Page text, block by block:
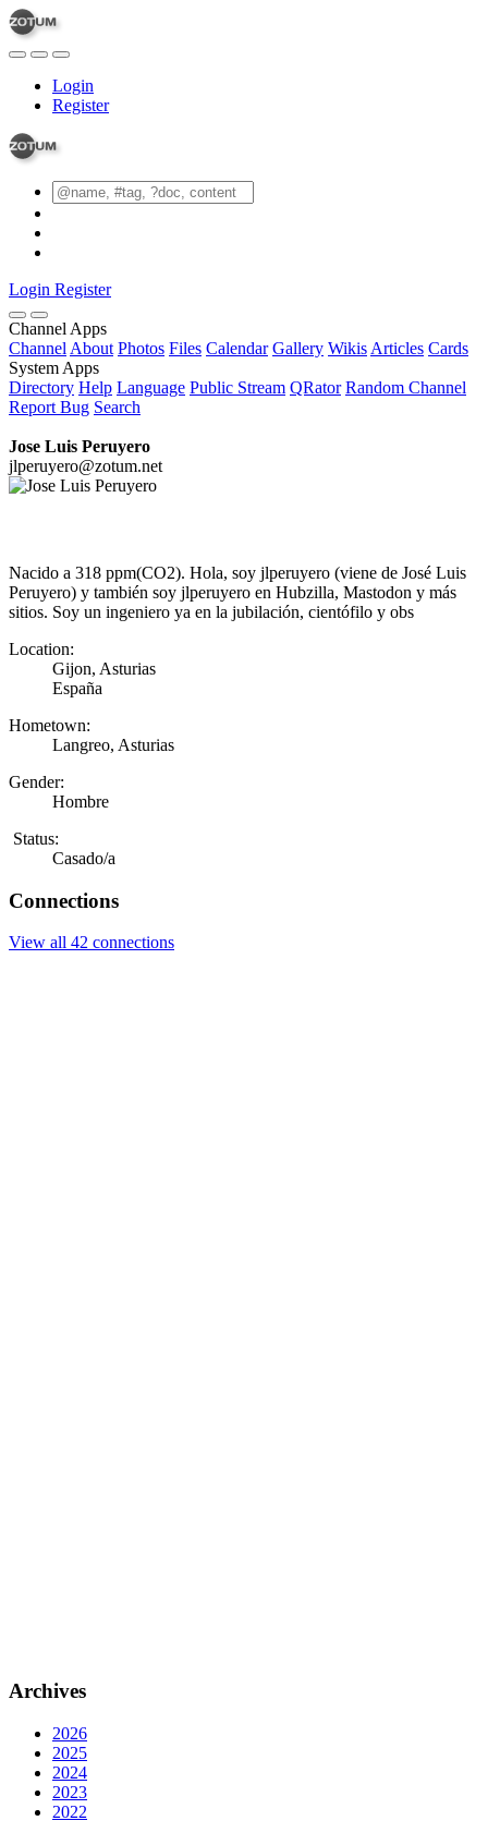
Login
Register
Login Register
Channel Apps
Channel About Photos Files Calendar Gallery Wikis Articles Cards
System Apps
Directory Help Language Public Stream QRator Random Channel
Report Bug Search
Jose Luis Peruyero
jlperuyero@zotum.net
Nacido a 318 ppm(CO2). Hola, soy jlperuyero (viene de José Luis
Peruyero) y también soy jlperuyero en Hubzilla, Mastodon y más
sitios. Soy un ingeniero ya en la jubilación, cientófilo y obs
Location:
Gijon, Asturias
España
Hometown:
Langreo, Asturias
Gender:
Hombre
Status:
Casado/a
Connections
View all 42 connections
Archives
2026
2025
2024
2023
2022